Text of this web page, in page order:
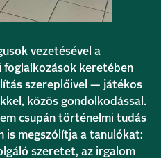
vezetésével a
foglalkozások keretében
szereplőivel — játékos
közös gondolkodással.
csupán történelmi tudás
is megszólítja a tanulókat:
szeretet, az irgalom